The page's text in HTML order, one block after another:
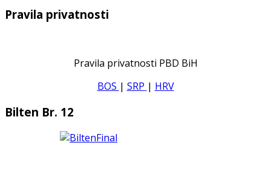
Pravila privatnosti
Pravila privatnosti PBD BiH
BOS | SRP | HRV
Bilten Br. 12